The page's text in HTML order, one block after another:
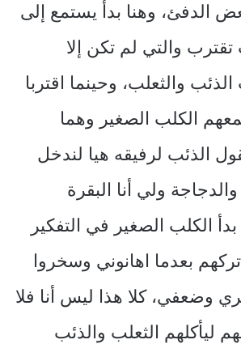
الدفئ، وهنا بدأ يستمع إلى
والتي لم تكن إلا
والثعلب، وحينما اقتربا
الكلب الصغير وهما
الذئب لرفيقه هيا لندخل
ولي أنا البقرة
الكلب الصغير في التفكير
بعدما اهانوني وسخروا
وضعفي، كلا هذا ليس أنا فلا
ليأكلهم الثعلب والذئب